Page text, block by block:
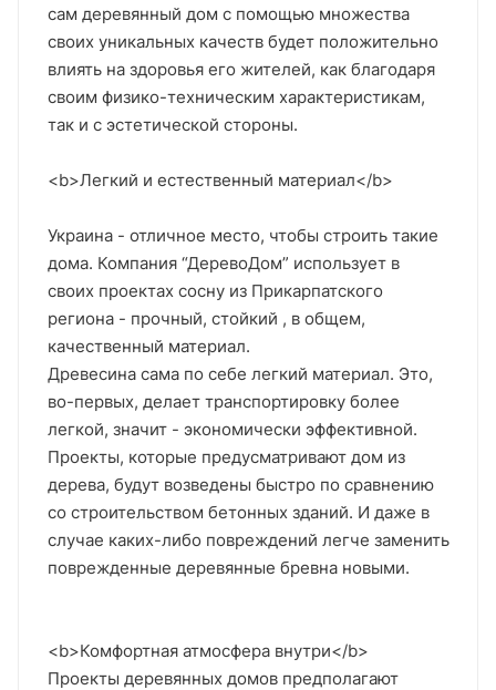
сам деревянный дом с помощью множества
своих уникальных качеств будет положительно
влиять на здоровья его жителей, как благодаря
своим физико-техническим характеристикам,
так и с эстетической стороны.
<b>Легкий и естественный материал</b>
Украина - отличное место, чтобы строить такие
дома. Компания “ДеревоДом” использует в
своих проектах сосну из Прикарпатского
региона - прочный, стойкий , в общем,
качественный материал.
Древесина сама по себе легкий материал. Это,
во-первых, делает транспортировку более
легкой, значит - экономически эффективной.
Проекты, которые предусматривают дом из
дерева, будут возведены быстро по сравнению
со строительством бетонных зданий. И даже в
случае каких-либо повреждений легче заменить
поврежденные деревянные бревна новыми.
<b>Комфортная атмосфера внутри</b>
Проекты деревянных домов предполагают